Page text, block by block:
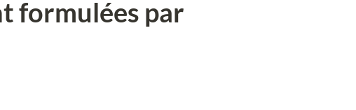
formulées par